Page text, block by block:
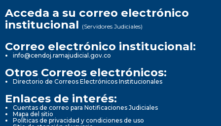
Acceda a su correo electrónico
institucional (Servidores Judiciales)
Correo electrónico institucional:
info@cendoj.ramajudicial.gov.co
Otros Correos electrónicos:
Directorio de Correos Electrónicos Institucionales
Enlaces de interés:
Cuentas de correo para Notificaciones Judiciales
Mapa del sitio
Políticas de privacidad y condiciones de uso